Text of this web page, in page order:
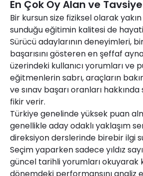
En Çok Oy Alan ve
Bir kursun size fiziksel olarak
sunduğu eğitimin kalitesi de
Sürücü adaylarının deneyimleri,
başarısını gösteren en şeffaf
üzerindeki kullanıcı yorumları ve
eğitmenlerin sabrı, araçların
ve sınav başarı oranları
fikir verir.
Türkiye genelinde yüksek puan
genellikle aday odaklı yaklaşım
direksiyon derslerinde birebir ilgi
Seçim yaparken sadece yıldız
güncel tarihli yorumları okuyarak
dönemdeki performansını analiz